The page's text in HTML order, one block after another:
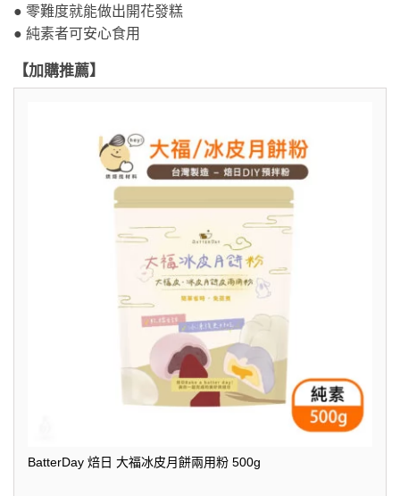
● 零難度就能做出開花發糕
● 純素者可安心食用
【加購推薦】
BatterDay 焙日 大福冰皮月餅兩用粉 500g